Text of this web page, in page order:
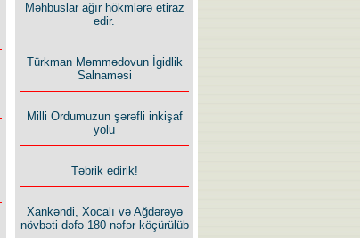
Məhbuslar ağır hökmlərə etiraz
edir.
Türkman Məmmədovun İgidlik
Salnaməsi
Milli Ordumuzun şərəfli inkişaf
yolu
Təbrik edirik!
Xankəndi, Xocalı və Ağdərəyə
növbəti dəfə 180 nəfər köçürülüb